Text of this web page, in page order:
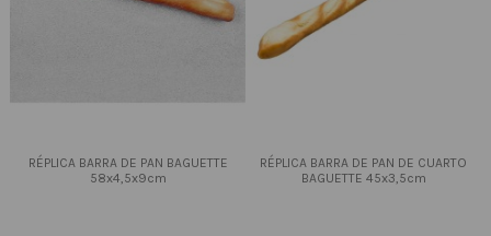
RÉPLICA BARRA DE PAN BAGUETTE
58x4,5x9cm
RÉPLICA BARRA DE PAN DE CUARTO
BAGUETTE 45x3,5cm